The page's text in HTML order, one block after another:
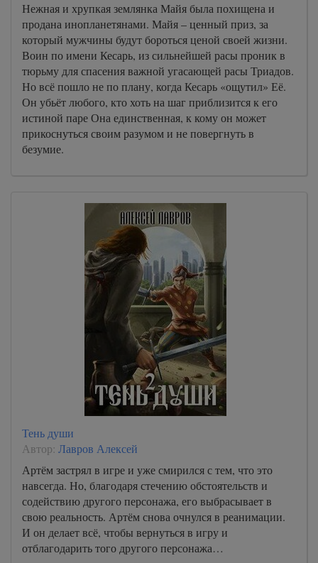
Нежная и хрупкая землянка Майя была похищена и
продана инопланетянами. Майя – ценный приз, за
который мужчины будут бороться ценой своей жизни.
Воин по имени Кесарь, из сильнейшей расы проник в
тюрьму для спасения важной угасающей расы Триадов.
Но всё пошло не по плану, когда Кесарь «ощутил» Её.
Он убьёт любого, кто хоть на шаг приблизится к его
истиной паре Она единственная, к кому он может
прикоснуться своим разумом и не повергнуть в
безумие.
Тень души
Автор: Лавров Алексей
Артём застрял в игре и уже смирился с тем, что это
навсегда. Но, благодаря стечению обстоятельств и
содействию другого персонажа, его выбрасывает в
свою реальность. Артём снова очнулся в реанимации.
И он делает всё, чтобы вернуться в игру и
отблагодарить того другого персонажа…